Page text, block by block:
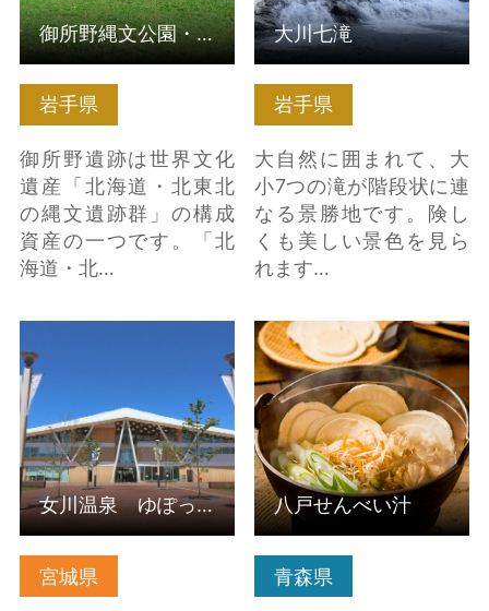
岩手県
御所野遺跡は世界文化
遺産「北海道・北東北
の縄文遺跡群」の構成
資産の一つです。「北
海道・北…
御所野縄文公園・御所野縄文博物館
岩手県
大自然に囲まれて、大
小7つの滝が階段状に連
なる景勝地です。険し
くも美しい景色を見ら
れます…
大川七滝
宮城県
詳細はこちら
女川温泉 ゆぽっぽ
青森県
八戸せんべい汁 の詳細
はこちら
八戸せんべい汁